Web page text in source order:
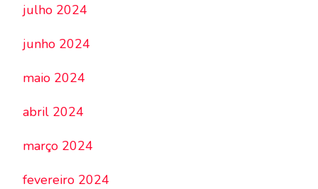
julho 2024
junho 2024
maio 2024
abril 2024
março 2024
fevereiro 2024